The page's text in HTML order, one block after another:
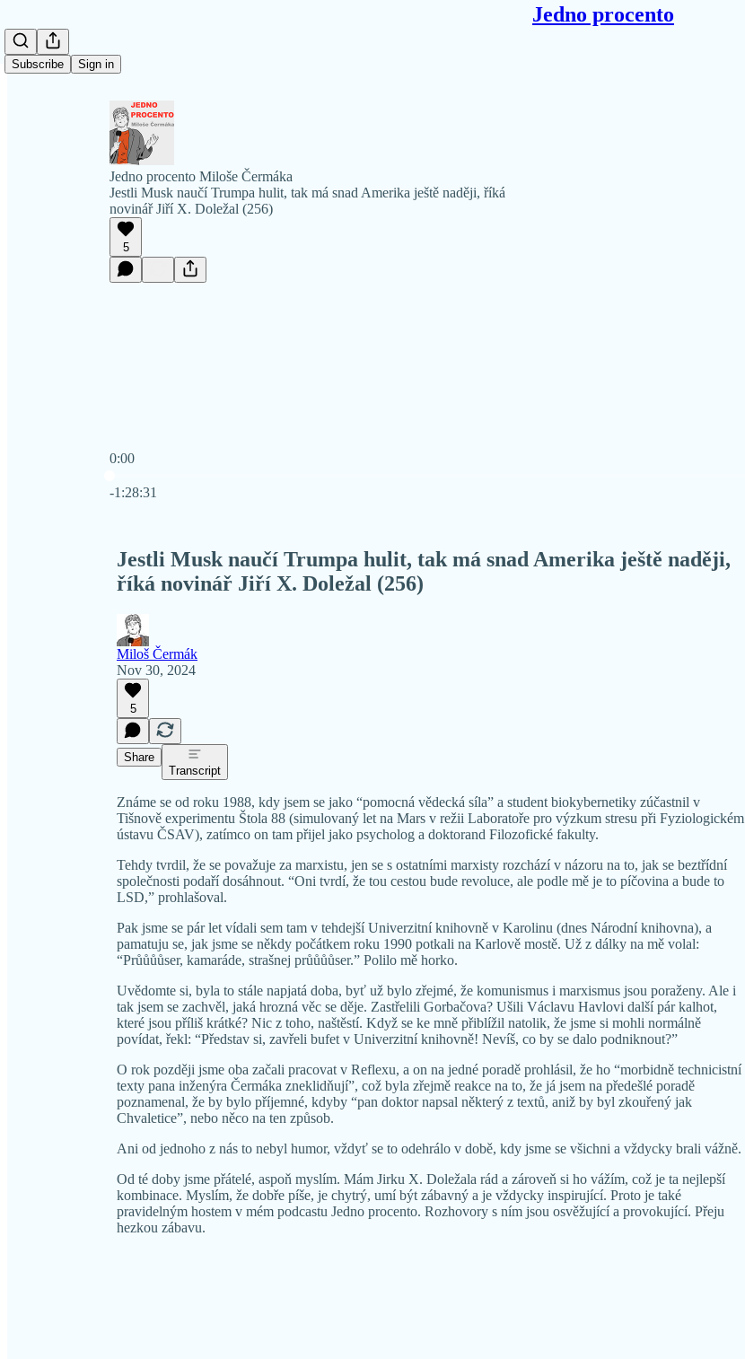
Jedno procento
Subscribe Sign in
Jedno procento Miloše Čermáka
Jestli Musk naučí Trumpa hulit, tak má snad Amerika ještě naději, říká
novinář Jiří X. Doležal (256)
5
0:00
-1:28:31
Jestli Musk naučí Trumpa hulit, tak má snad Amerika ještě naději,
říká novinář Jiří X. Doležal (256)
Miloš Čermák
Nov 30, 2024
5
Share
Transcript
Známe se od roku 1988, kdy jsem se jako “pomocná vědecká síla” a student biokybernetiky zúčastnil v
Tišnově experimentu Štola 88 (simulovaný let na Mars v režii Laboratoře pro výzkum stresu při Fyziologickém
ústavu ČSAV), zatímco on tam přijel jako psycholog a doktorand Filozofické fakulty.
Tehdy tvrdil, že se považuje za marxistu, jen se s ostatními marxisty rozchází v názoru na to, jak se beztřídní
společnosti podaří dosáhnout. “Oni tvrdí, že tou cestou bude revoluce, ale podle mě je to píčovina a bude to
LSD,” prohlašoval.
Pak jsme se pár let vídali sem tam v tehdejší Univerzitní knihovně v Karolinu (dnes Národní knihovna), a
pamatuju se, jak jsme se někdy počátkem roku 1990 potkali na Karlově mostě. Už z dálky na mě volal:
“Průůůůser, kamaráde, strašnej průůůůser.” Polilo mě horko.
Uvědomte si, byla to stále napjatá doba, byť už bylo zřejmé, že komunismus i marxismus jsou poraženy. Ale i
tak jsem se zachvěl, jaká hrozná věc se děje. Zastřelili Gorbačova? Ušili Václavu Havlovi další pár kalhot,
které jsou příliš krátké? Nic z toho, naštěstí. Když se ke mně přiblížil natolik, že jsme si mohli normálně
povídat, řekl: “Představ si, zavřeli bufet v Univerzitní knihovně! Nevíš, co by se dalo podniknout?”
O rok později jsme oba začali pracovat v Reflexu, a on na jedné poradě prohlásil, že ho “morbidně technicistní
texty pana inženýra Čermáka zneklidňují”, což byla zřejmě reakce na to, že já jsem na předešlé poradě
poznamenal, že by bylo příjemné, kdyby “pan doktor napsal některý z textů, aniž by byl zkouřený jak
Chvaletice”, nebo něco na ten způsob.
Ani od jednoho z nás to nebyl humor, vždyť se to odehrálo v době, kdy jsme se všichni a vždycky brali vážně.
Od té doby jsme přátelé, aspoň myslím. Mám Jirku X. Doležala rád a zároveň si ho vážím, což je ta nejlepší
kombinace. Myslím, že dobře píše, je chytrý, umí být zábavný a je vždycky inspirující. Proto je také
pravidelným hostem v mém podcastu Jedno procento. Rozhovory s ním jsou osvěžující a provokující. Přeju
hezkou zábavu.